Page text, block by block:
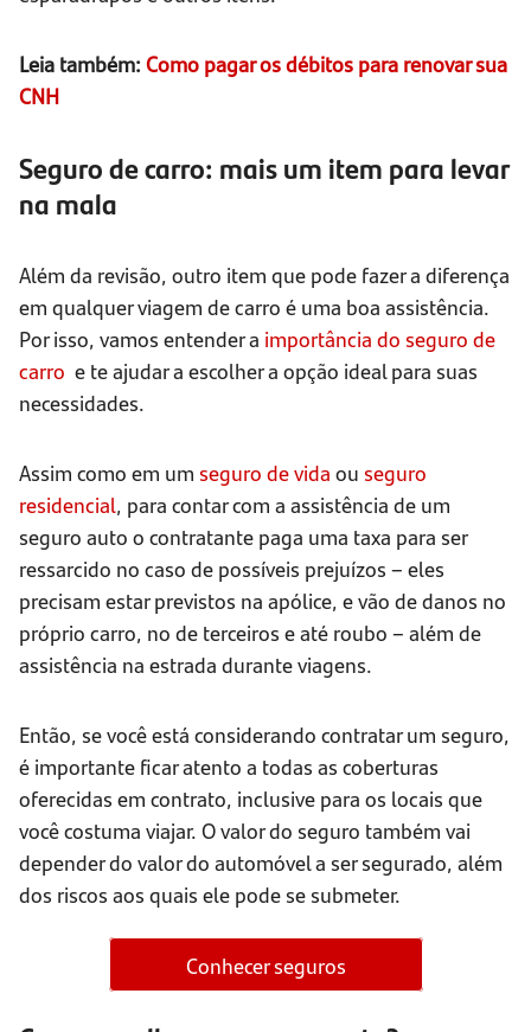
Leia também: Como pagar os débitos para renovar sua
CNH
Seguro de carro: mais um item para levar
na mala
Além da revisão, outro item que pode fazer a diferença
em qualquer viagem de carro é uma boa assistência.
Por isso, vamos entender a importância do seguro de
carro e te ajudar a escolher a opção ideal para suas
necessidades.
Assim como em um seguro de vida ou seguro
residencial, para contar com a assistência de um
seguro auto o contratante paga uma taxa para ser
ressarcido no caso de possíveis prejuízos – eles
precisam estar previstos na apólice, e vão de danos no
próprio carro, no de terceiros e até roubo – além de
assistência na estrada durante viagens.
Então, se você está considerando contratar um seguro,
é importante ficar atento a todas as coberturas
oferecidas em contrato, inclusive para os locais que
você costuma viajar. O valor do seguro também vai
depender do valor do automóvel a ser segurado, além
dos riscos aos quais ele pode se submeter.
Conhecer seguros